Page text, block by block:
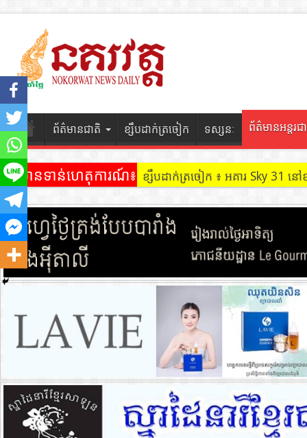
ព័ត៌មានជាតិ ខ្សឹបដាក់ត្រចៀក ទស្សនៈ ព័ត៌មានអន្តរជ
ព័ត៌មានទាន់ហេតុការណ៍៖ ខ្សឹបដាក់ត្រចៀក ៖ អគារ Sky 31